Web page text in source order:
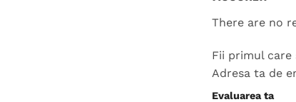
There are no
Fii primul care
Adresa ta de
Evaluarea ta